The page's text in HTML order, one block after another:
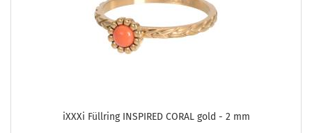
iXXXi Füll­ring IN­SPI­RED CORAL gold - 2 mm